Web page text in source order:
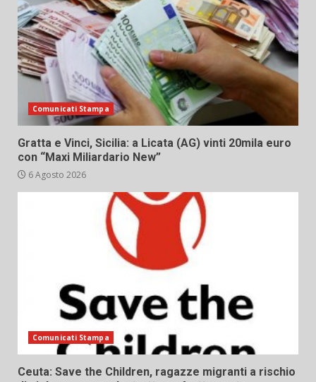
Comunicati Stampa
Gratta e Vinci, Sicilia: a Licata (AG) vinti 20mila euro
con “Maxi Miliardario New”
6 Agosto 2026
Comunicati Stampa
Ceuta: Save the Children, ragazze migranti a rischio